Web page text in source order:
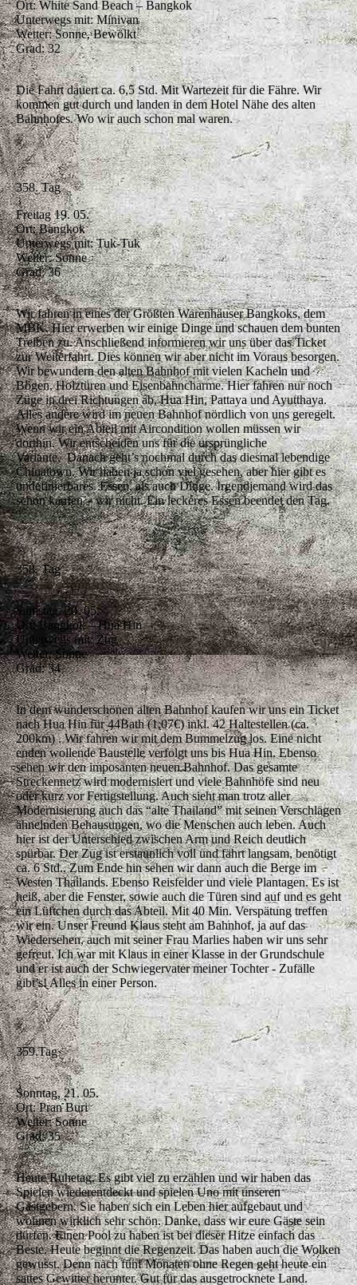
Ort: White Sand Beach – Bangkok
Unterwegs mit: Minivan
Wetter: Sonne, Bewölkt
Grad: 32
Die Fahrt dauert ca. 6,5 Std. Mit Wartezeit für die Fähre. Wir
kommen gut durch und landen in dem Hotel Nähe des alten
Bahnhofes. Wo wir auch schon mal waren.
358. Tag
Freitag 19. 05.
Ort: Bangkok
Unterwegs mit: Tuk-Tuk
Wetter: Sonne
Grad: 36
Wir fahren in eines der Größten Warenhäuser Bangkoks, dem
MBK. Hier erwerben wir einige Dinge und schauen dem bunten
Treiben zu. Anschließend informieren wir uns über das Ticket
zur Weiterfahrt. Dies können wir aber nicht im Voraus besorgen.
Wir bewundern den alten Bahnhof mit vielen Kacheln und
Bögen, Holztüren und Eisenbahncharme. Hier fahren nur noch
Züge in drei Richtungen ab, Hua Hin, Pattaya und Ayutthaya.
Alles andere wird im neuen Bahnhof nördlich von uns geregelt.
Wenn wir ein Abteil mit Aircondition wollen müssen wir
dorthin. Wir entscheiden uns für die ursprüngliche
Variante. Danach geht’s nochmal durch das diesmal lebendige
Chinatown. Wir haben ja schon viel gesehen, aber hier gibt es
undefinierbares. Essen, als auch Dinge. Irgendjemand wird das
schon kaufen – wir nicht. Ein leckeres Essen beendet den Tag.
358. Tag
Samstag, 20. 05.
Ort: Bangkok – Hua Hin
Unterwegs mit: Zug
Wetter: Sonne
Grad: 34
In dem wunderschönen alten Bahnhof kaufen wir uns ein Ticket
nach Hua Hin für 44Bath (1,07€) inkl. 42 Haltestellen (ca.
200km) . Wir fahren wir mit dem Bummelzug los. Eine nicht
enden wollende Baustelle verfolgt uns bis Hua Hin. Ebenso
sehen wir den imposanten neuen Bahnhof. Das gesamte
Streckennetz wird modernisiert und viele Bahnhöfe sind neu
oder kurz vor Fertigstellung. Auch sieht man trotz aller
Modernisierung auch das “alte Thailand” mit seinen Verschlägen
ähnelnden Behausungen, wo die Menschen auch leben. Auch
hier ist der Unterschied zwischen Arm und Reich deutlich
spürbar. Der Zug ist erstaunlich voll und fährt langsam, benötigt
ca. 6 Std.. Zum Ende hin sehen wir dann auch die Berge im
Westen Thailands. Ebenso Reisfelder und viele Plantagen. Es ist
heiß, aber die Fenster, sowie auch die Türen sind auf und es geht
ein Lüftchen durch das Abteil. Mit 40 Min. Verspätung treffen
wir ein. Unser Freund Klaus steht am Bahnhof, ja auf das
Wiedersehen, auch mit seiner Frau Marlies haben wir uns sehr
gefreut. Ich war mit Klaus in einer Klasse in der Grundschule
und er ist auch der Schwiegervater meiner Tochter - Zufälle
gibt’s! Alles in einer Person.
359.Tag
Sonntag, 21. 05.
Ort: Pran Buri
Wetter: Sonne
Grad: 35
Heute Ruhetag. Es gibt viel zu erzählen und wir haben das
Spielen wiederentdeckt und spielen Uno mit unseren
Gastgebern. Sie haben sich ein Leben hier aufgebaut und
wohnen wirklich sehr schön. Danke, dass wir eure Gäste sein
dürfen. Einen Pool zu haben ist bei dieser Hitze einfach das
Beste. Heute beginnt die Regenzeit. Das haben auch die Wolken
gewusst. Denn nach fünf Monaten ohne Regen geht heute ein
sattes Gewitter herunter. Gut für das ausgetrocknete Land.